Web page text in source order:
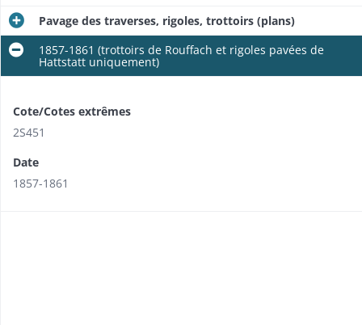
Pavage des traverses, rigoles, trottoirs (plans)
1857-1861 (trottoirs de Rouffach et rigoles pavées de
Hattstatt uniquement)
Cote/Cotes extrêmes
2S451
Date
1857-1861